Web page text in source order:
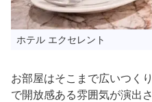
ホテル エクセレント
お部屋はそこまで広いつく
で開放感ある雰囲気が演出